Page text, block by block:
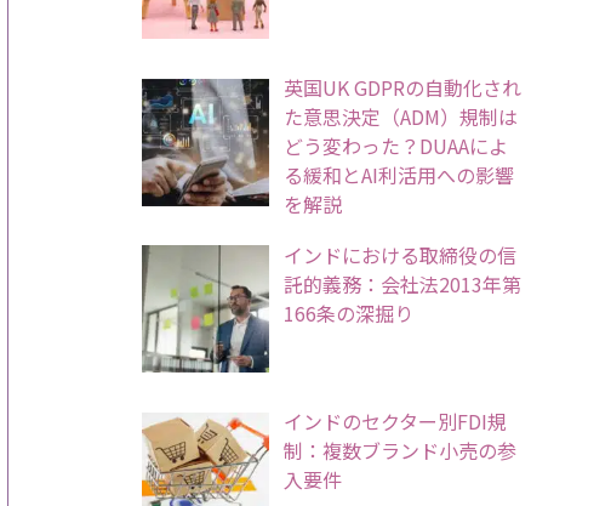
英国UK GDPRの自動化され
た意思決定（ADM）規制は
どう変わった？DUAAによ
る緩和とAI利活用への影響
を解説
インドにおける取締役の信
託的義務：会社法2013年第
166条の深掘り
インドのセクター別FDI規
制：複数ブランド小売の参
入要件